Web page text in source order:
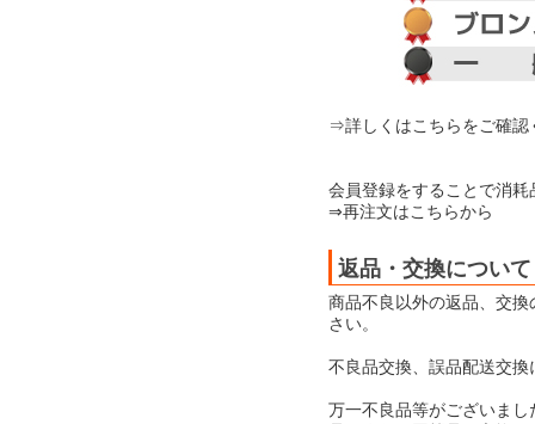
⇒詳しくはこちらをご確認
会員登録をすることで消
⇒再注文はこちらから
返品・交換について
商品不良以外の返品、交
さい。
不良品交換、誤品配送交
万一不良品等がございま